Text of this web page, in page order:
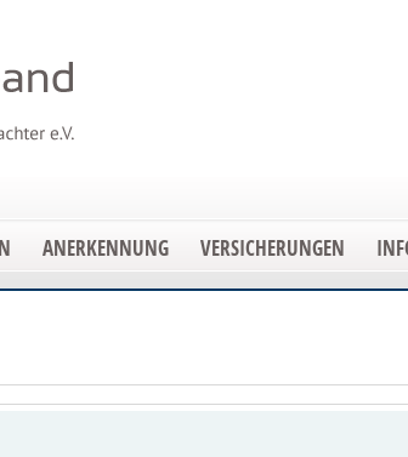
ANERKENNUNG VERSICHERUNGEN